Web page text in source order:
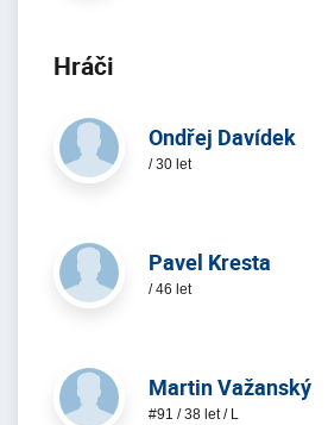
Hráči
Ondřej Davídek
/ 30 let
Pavel Kresta
/ 46 let
Martin Važanský
#91 / 38 let / L